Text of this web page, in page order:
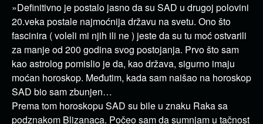
»Definitivno je postalo jasno da su SAD u drugoj polovini
20.veka postale najmoćnija državu na svetu. Ono što
fascinira ( voleli mi njih ili ne ) jeste da su tu moć ostvarili
za manje od 200 godina svog postojanja. Prvo što sam
kao astrolog pomislio je da, kao država, sigurno imaju
moćan horoskop. Međutim, kada sam naišao na horoskop
SAD bio sam zbunjen…
Prema tom horoskopu SAD su bile u znaku Raka sa
podznakom Blizanaca. Počeo sam da sumnjam u tačnost